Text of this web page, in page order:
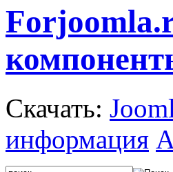
Скачать:
информация